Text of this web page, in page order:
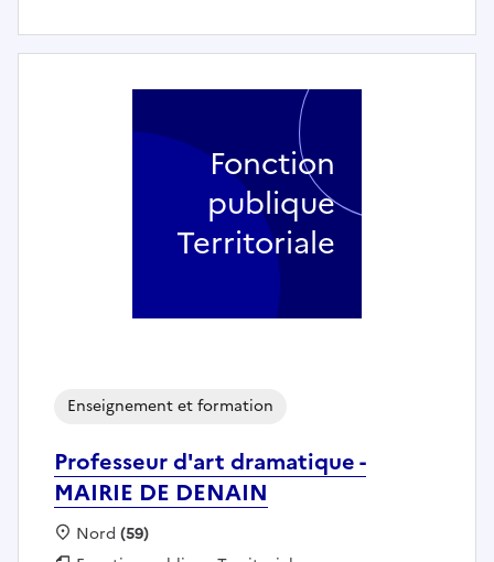
Professeur d'art dramatique -
MAIRIE DE DENAIN
Enseignement et formation
Localisation :
Nord (59)
Fonction
publique
Territoriale